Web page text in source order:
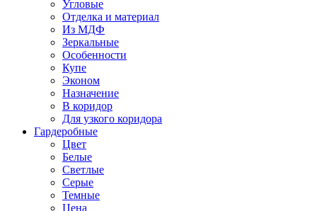
Угловые
Отделка и материал
Из МДФ
Зеркальные
Особенности
Купе
Эконом
Назначение
В коридор
Для узкого коридора
Гардеробные
Цвет
Белые
Светлые
Серые
Темные
Цена